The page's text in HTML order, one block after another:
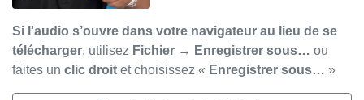
Si l'audio s’ouvre dans votre navigateur au lieu de se
télécharger, utilisez Fichier → Enregistrer sous… ou
faites un clic droit et choisissez « Enregistrer sous… »